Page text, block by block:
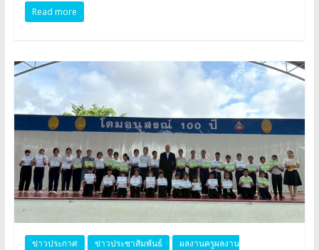
Read more
ข่าวประกาศ ข่าวประชาสัมพันธ์
ผลงานครูผลงาน